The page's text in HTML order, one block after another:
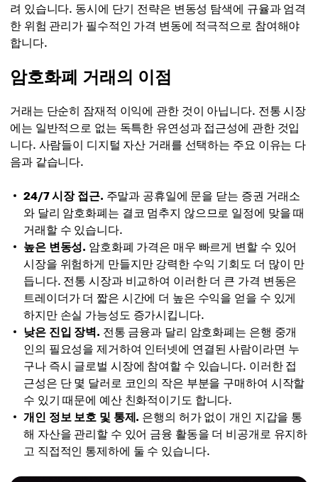
려 있습니다. 동시에 단기 전략은 변동성 탐색에 규율과 엄격
한 위험 관리가 필수적인 가격 변동에 적극적으로 참여해야
합니다.
암호화폐 거래의 이점
거래는 단순히 잠재적 이익에 관한 것이 아닙니다. 전통 시장
에는 일반적으로 없는 독특한 유연성과 접근성에 관한 것입
니다. 사람들이 디지털 자산 거래를 선택하는 주요 이유는 다
음과 같습니다.
24/7 시장 접근. 주말과 공휴일에 문을 닫는 증권 거래소
와 달리 암호화폐는 결코 멈추지 않으므로 일정에 맞을 때
거래할 수 있습니다.
높은 변동성. 암호화폐 가격은 매우 빠르게 변할 수 있어
시장을 위험하게 만들지만 강력한 수익 기회도 더 많이 만
듭니다. 전통 시장과 비교하여 이러한 더 큰 가격 변동은
트레이더가 더 짧은 시간에 더 높은 수익을 얻을 수 있게
하지만 손실 가능성도 증가시킵니다.
낮은 진입 장벽. 전통 금융과 달리 암호화폐는 은행 중개
인의 필요성을 제거하여 인터넷에 연결된 사람이라면 누
구나 즉시 글로벌 시장에 참여할 수 있습니다. 이러한 접
근성은 단 몇 달러로 코인의 작은 부분을 구매하여 시작할
수 있기 때문에 예산 친화적이기도 합니다.
개인 정보 보호 및 통제. 은행의 허가 없이 개인 지갑을 통
해 자산을 관리할 수 있어 금융 활동을 더 비공개로 유지하
고 직접적인 통제하에 둘 수 있습니다.